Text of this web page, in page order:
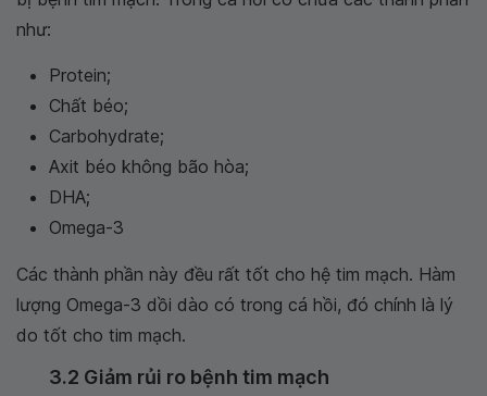
như:
Protein;
Chất béo;
Carbohydrate;
Axit béo không bão hòa;
DHA;
Omega-3
Các thành phần này đều rất tốt cho hệ tim mạch. Hàm
lượng Omega-3 dồi dào có trong cá hồi, đó chính là lý
do tốt cho tim mạch.
3.2 Giảm rủi ro bệnh tim mạch